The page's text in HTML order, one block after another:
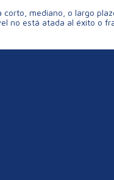
mediano, o largo
no está atada al éxito o